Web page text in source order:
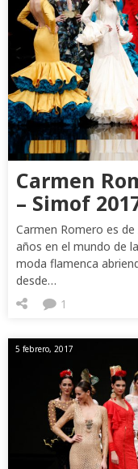
Carmen
– Simof
Carmen Romero es
años en el mundo de
moda flamenca
desde…
1
5 febrero, 2017